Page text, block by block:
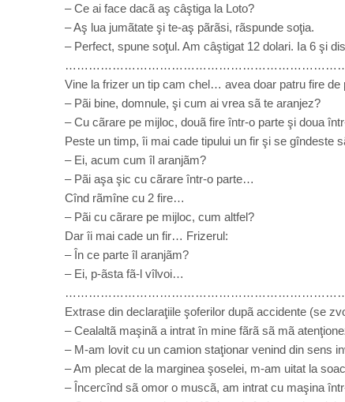
– Ce ai face dacã aş câştiga la Loto?
– Aş lua jumãtate şi te-aş pãrãsi, rãspunde soţia.
– Perfect, spune soţul. Am câştigat 12 dolari. Ia 6 şi
Vine la frizer un tip cam chel… avea doar patru fire de
– Pãi bine, domnule, şi cum ai vrea sã te aranjez?
– Cu cãrare pe mijloc, douã fire într-o parte şi doua
Peste un timp, îi mai cade tipului un fir şi se gîndeste
– Ei, acum cum îl aranjãm?
– Pãi aşa şic cu cãrare într-o parte…
Cînd rãmîne cu 2 fire…
– Pãi cu cãrare pe mijloc, cum altfel?
Dar îi mai cade un fir… Frizerul:
– În ce parte îl aranjãm?
– Ei, p-ãsta fã-l vîlvoi…
Extrase din declaraţiile şoferilor dupã accidente (se
– Cealaltã maşinã a intrat în mine fãrã sã mã
– M-am lovit cu un camion staţionar venind din sens
– Am plecat de la marginea şoselei, m-am uitat la
– Încercînd sã omor o muscã, am intrat cu maşina